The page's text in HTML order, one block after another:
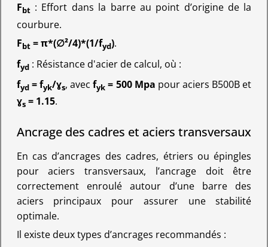
Fbt: Effort dans la barre au point d’origine de la
courbure.
Fbt= π*(∅²/4)*(1/fyd).
fyd: Résistance d'acier de calcul, où :
fyd= fyk/ɣs, avecfyk = 500 Mpa pour aciers B500B et
ɣs= 1.15.
Ancrage des cadres et aciers transversaux
En cas d’ancrages des cadres, étriers ou épingles
pour aciers transversaux, l’ancrage doit être
correctement enroulé autour d’une barre des
aciers principaux pour assurer une stabilité
optimale.
Il existe deux types d’ancrages recommandés :